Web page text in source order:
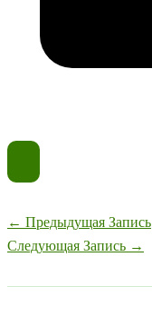
← Предыдущая Запись
Следующая Запись →